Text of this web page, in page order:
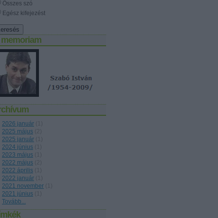
Összes szó
Egész kifejezést
memoriam
2026 január
2025 május
2025 január
2024 június
2023 május
2022 május
2022 április
2022 január
2021 november
2021 június
Tovább...